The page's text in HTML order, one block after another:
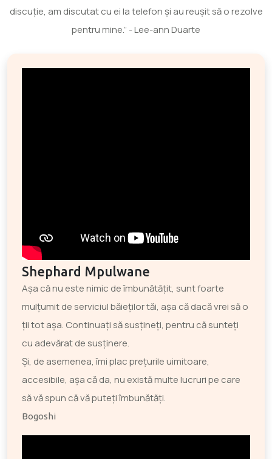
discuție, am discutat cu ei la telefon și au reușit să o rezolve
pentru mine.” - Lee-ann Duarte
Shephard Mpulwane
Așa că nu este nimic de îmbunătățit, sunt foarte
mulțumit de serviciul băieților tăi, așa că dacă vrei să o
ții tot așa. Continuați să susțineți, pentru că sunteți
cu adevărat de susținere.
Și, de asemenea, îmi plac prețurile uimitoare,
accesibile, așa că da, nu există multe lucruri pe care
să vă spun că vă puteți îmbunătăți.
Bogoshi